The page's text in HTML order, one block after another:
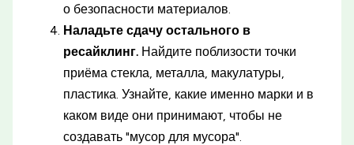
о безопасности материалов.
Наладьте сдачу остального в
ресайклинг. Найдите поблизости точки
приёма стекла, металла, макулатуры,
пластика. Узнайте, какие именно марки и в
каком виде они принимают, чтобы не
создавать "мусор для мусора".